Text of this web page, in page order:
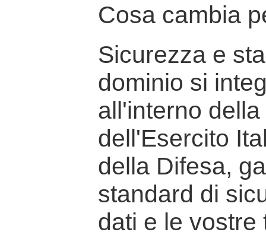
Cosa cambia
Sicurezza e
dominio si
all'interno
dell'Esercito
della Difesa,
standard di
dati e le vostre